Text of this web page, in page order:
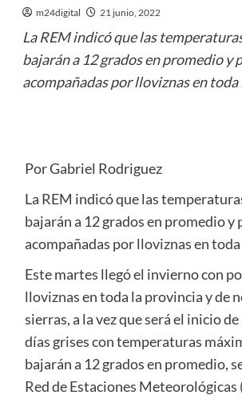
m24digital 21 junio, 2022
La REM indicó que las
bajarán a 12 grados en promedio y
acompañadas por lloviznas en
Por Gabriel Rodriguez
La REM indicó que las
bajarán a 12 grados en promedio y
acompañadas por lloviznas en
Este martes llegó el invierno con
lloviznas en toda la provincia y de
sierras, a la vez que será el inicio
días grises con temperaturas
bajarán a 12 grados en promedio,
Red de Estaciones Meteorológicas